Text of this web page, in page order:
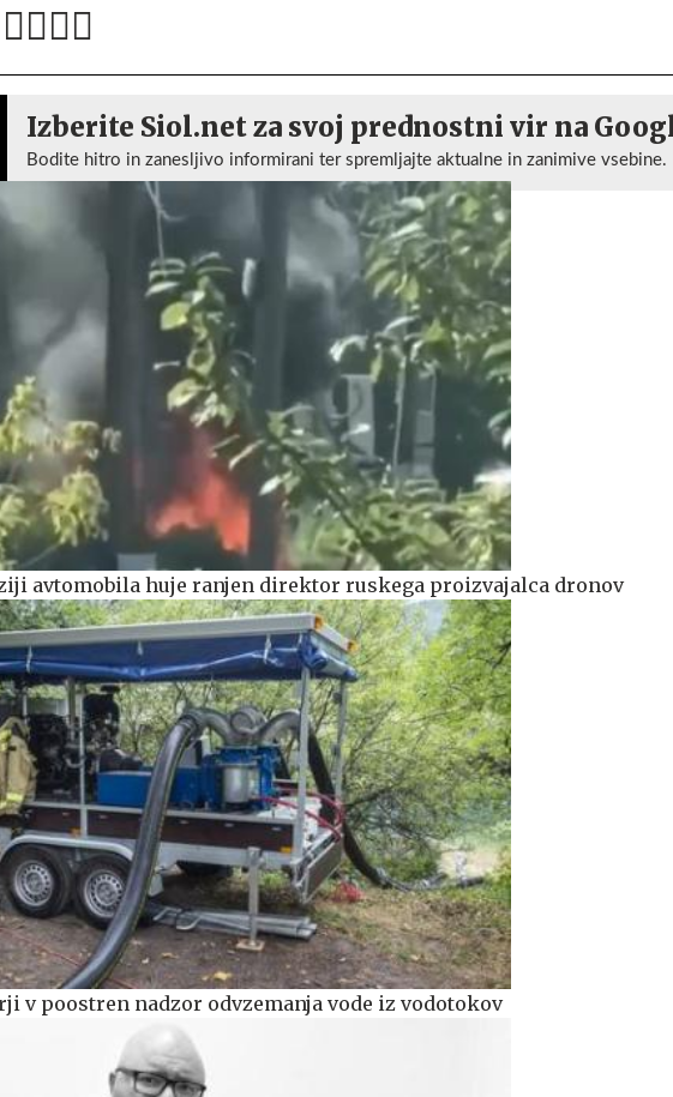
Izberite Siol.net za svoj prednostni vir na
Bodite hitro in zanesljivo informirani ter spremljajte aktualne in zanimive vsebine.
avtomobila huje ranjen direktor ruskega proizvajalca dronov
v poostren nadzor odvzemanja vode iz vodotokov